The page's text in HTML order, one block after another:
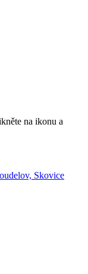
na ikonu a
Skovice